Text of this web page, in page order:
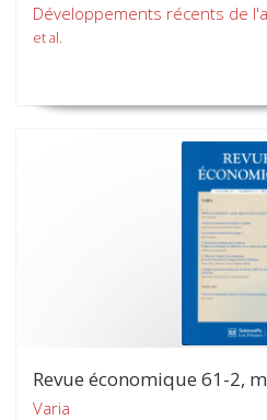
Développements récents de
et al.
Revue économique 61-2,
Varia